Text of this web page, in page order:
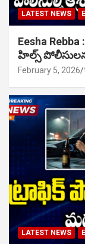
LATEST NEWS
Eesha
హిల్స్
February 5, 2026
LATEST NEWS